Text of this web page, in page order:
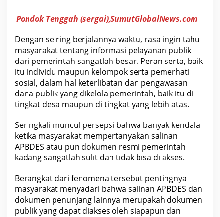
3
D
a
P
o
n
d
o
k
T
e
g
a
S
e
a
i
P
e
r
Pondok Tenggah (sergai),SumutGlobalNews.com
Dengan seiring berjalannya waktu, rasa ingin tahu
masyarakat tentang informasi pelayanan publik
dari pemerintah sangatlah besar. Peran serta, baik
itu individu maupun kelompok serta pemerhati
sosial, dalam hal keterlibatan dan pengawasan
dana publik yang dikelola pemerintah, baik itu di
tingkat desa maupun di tingkat yang lebih atas.
Seringkali muncul persepsi bahwa banyak kendala
ketika masyarakat mempertanyakan salinan
APBDES atau pun dokumen resmi pemerintah
kadang sangatlah sulit dan tidak bisa di akses.
Berangkat dari fenomena tersebut pentingnya
masyarakat menyadari bahwa salinan APBDES dan
dokumen penunjang lainnya merupakah dokumen
publik yang dapat diakses oleh siapapun dan